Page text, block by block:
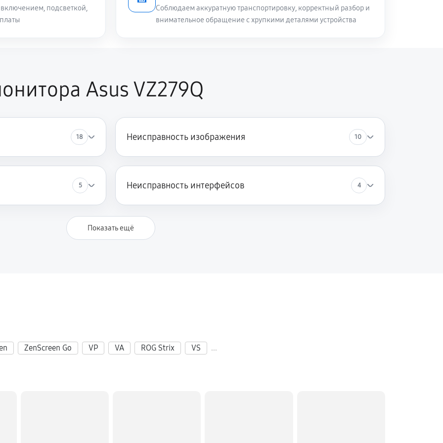
подсветкой,
Соблюдаем аккуратную транспортировку, корректный разбор и
внимательное обращение с хрупкими деталями устройства
Asus VZ279Q
18 Неисправность изображения 10
5 Неисправность интерфейсов 4
Показать ещё
ZenScreen Go VP VA ROG Strix VS ...